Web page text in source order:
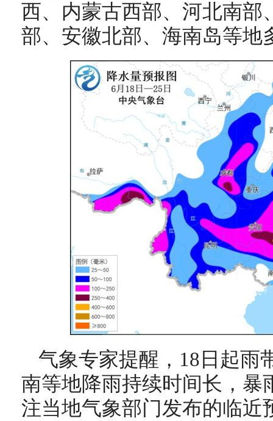
西、内蒙古西部、河北南部
部、安徽北部、海南岛等地
气象专家提醒，18日起雨
南等地降雨持续时间长，暴
注当地气象部门发布的临近